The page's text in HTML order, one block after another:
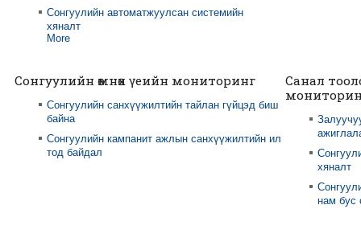
Сонгуулийн автоматжуулсан системийн
хяналт
More
Сонгуулийн өмнөх үеийн мониторинг
Сонгуулийн санхүүжилтийн тайлан гүйцэд биш
байна
Сонгуулийн кампанит ажлын санхүүжилтийн ил
тод байдал
Санал
хяналт
нам бус